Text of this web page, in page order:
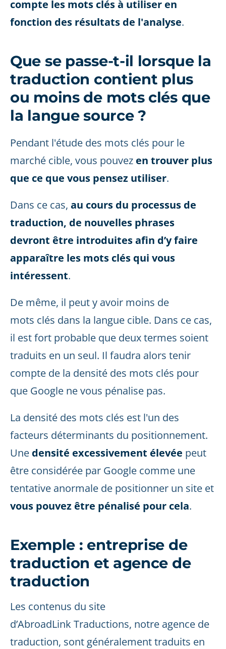
compte les mots clés à utiliser en
fonction des résultats de l'analyse.
Que se passe-t-il lorsque la
traduction contient plus
ou moins de mots clés que
la langue source ?
Pendant l'étude des mots clés pour le
marché cible, vous pouvez en trouver plus
que ce que vous pensez utiliser.
Dans ce cas, au cours du processus de
traduction, de nouvelles phrases
devront être introduites afin d’y faire
apparaître les mots clés qui vous
intéressent.
De même, il peut y avoir moins de
mots clés dans la langue cible. Dans ce cas,
il est fort probable que deux termes soient
traduits en un seul. Il faudra alors tenir
compte de la densité des mots clés pour
que Google ne vous pénalise pas.
La densité des mots clés est l'un des
facteurs déterminants du positionnement.
Une densité excessivement élevée peut
être considérée par Google comme une
tentative anormale de positionner un site et
vous pouvez être pénalisé pour cela.
Exemple : entreprise de
traduction et agence de
traduction
Les contenus du site
d’AbroadLink Traductions, notre agence de
traduction, sont généralement traduits en